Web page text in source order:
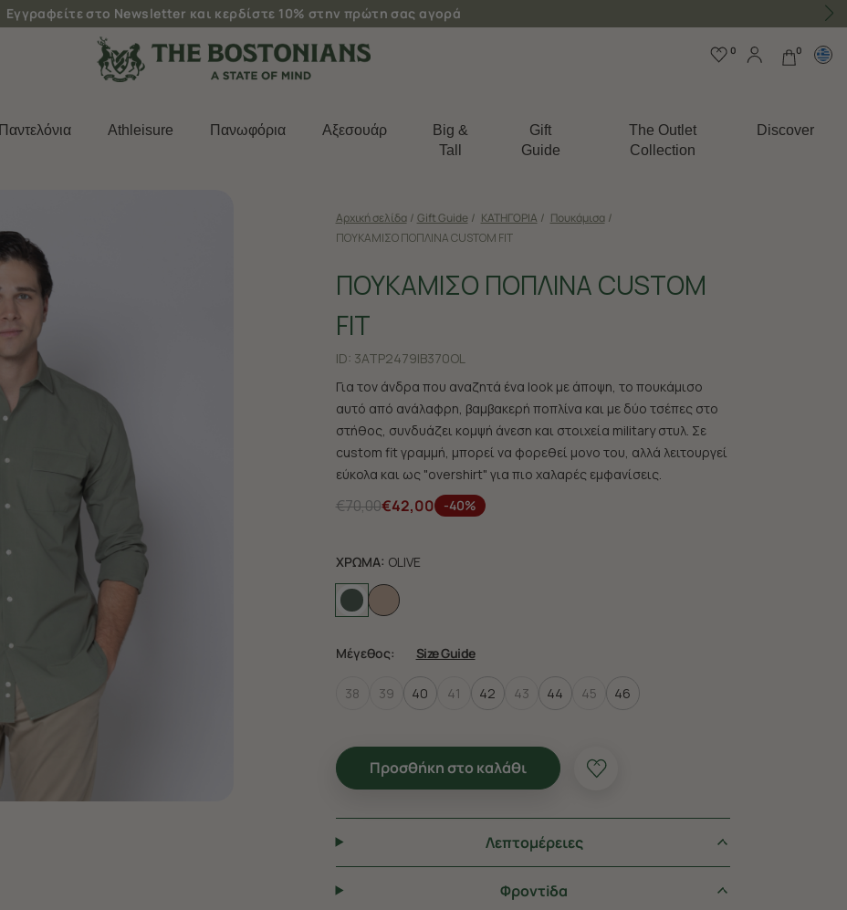
Εγγραφείτε στο Newsletter και κερδίστε 10% στην πρώτη σας αγορά
0 0
Παντελόνια Athleisure Πανωφόρια Aξεσουάρ
Big &
Tall
Gift
Guide
The Outlet
Collection
Discover
Αρχική σελίδα / Gift Guide / ΚΑΤΗΓΟΡΙΑ / Πουκάμισα /
ΠΟΥΚΑΜΙΣΟ ΠΟΠΛΙΝΑ CUSTOM FIT
ΠΟΥΚΑΜΙΣΟ ΠΟΠΛΙΝΑ CUSTOM
FIT
ID: 3ATP2479|B370OL
Για τον άνδρα που αναζητά ένα look με άποψη, το πουκάμισο
αυτό από ανάλαφρη, βαμβακερή ποπλίνα και με δύο τσέπες στο
στήθος, συνδυάζει κομψή άνεση και στοιχεία military στυλ. Σε
custom fit γραμμή, μπορεί να φορεθεί μονο του, αλλά λειτουργεί
εύκολα και ως "overshirt" για πιο χαλαρές εμφανίσεις.
€70,00€42,00 -40%
ΧΡΩΜΑ: OLIVE
Μέγεθος: Size Guide
38 39 40 41 42 43 44 45 46
Προσθήκη στο καλάθι
Λεπτομέρειες
Φροντiδα